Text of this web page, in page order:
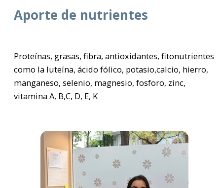
Aporte de nutrientes
Proteínas, grasas, fibra, antioxidantes, fitonutrientes
como la luteína, ácido fólico, potasio,calcio, hierro,
manganeso, selenio, magnesio, fosforo, zinc,
vitamina A, B,C, D, E, K